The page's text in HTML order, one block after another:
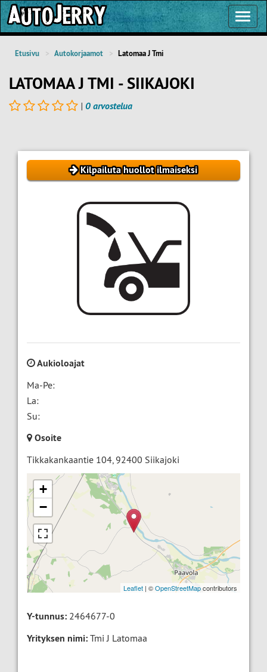
Etusivu Autokorjaamot Latomaa J Tmi
LATOMAA J TMI - SIIKAJOKI
| 0 arvostelua
Kilpailuta huollot ilmaiseksi
Aukioloajat
Ma-Pe:
La:
Su:
Osoite
Tikkakankaantie 104,92400 Siikajoki
+
−
Leaflet | ©OpenStreetMapcontributors
Y-tunnus: 2464677-0
Yrityksen nimi: Tmi J Latomaa